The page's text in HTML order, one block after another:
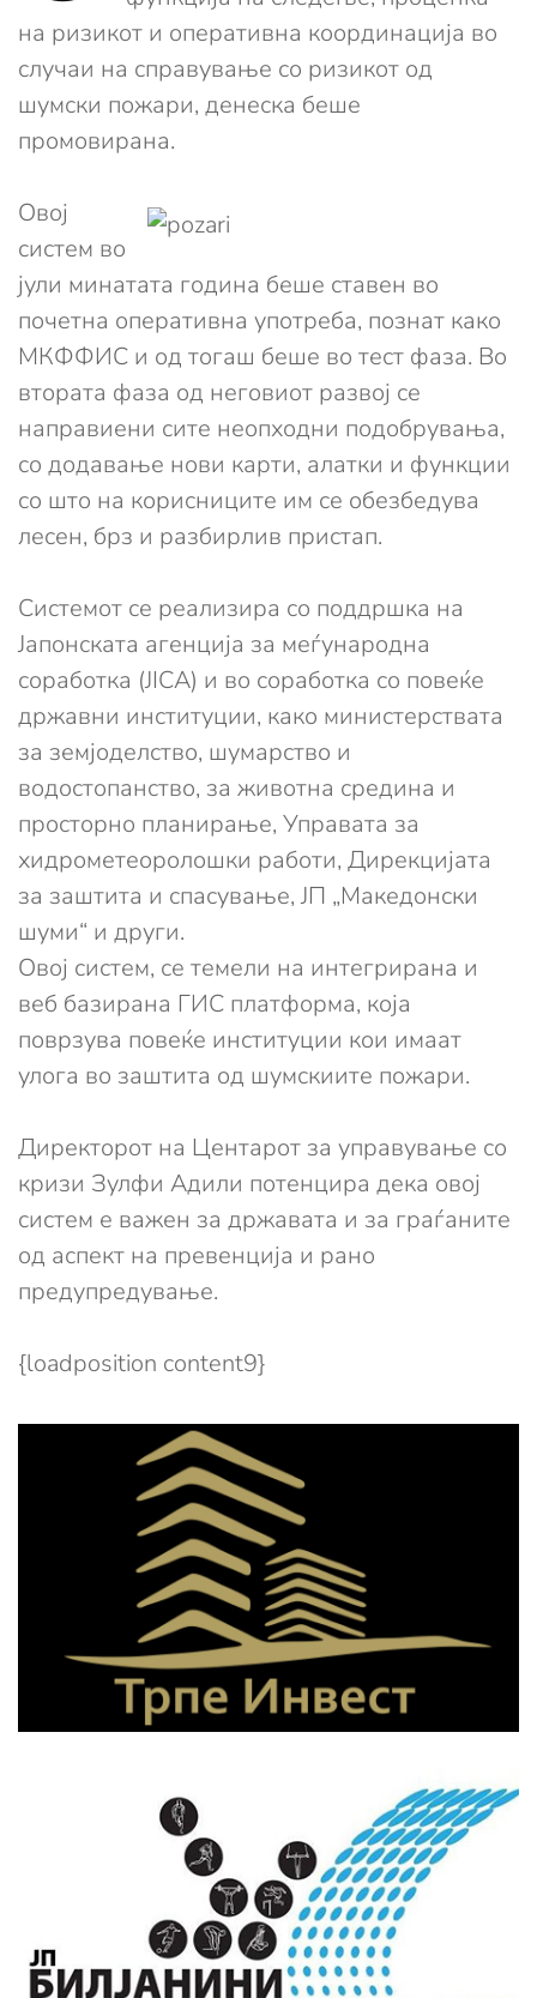
на ризикот и оперативна координација во
случаи на справување со ризикот од
шумски пожари, денеска беше
промовирана.
Овој
систем во
јули минатата година беше ставен во
почетна оперативна употреба, познат како
МКФФИС и од тогаш беше во тест фаза. Во
втората фаза од неговиот развој се
направиени сите неопходни подобрувања,
со додавање нови карти, алатки и функции
со што на корисниците им се обезбедува
лесен, брз и разбирлив пристап.
Системот се реализира со поддршка на
Јапонската агенција за меѓународна
соработка (JICA) и во соработка со повеќе
државни институции, како министерствата
за земјоделство, шумарство и
водостопанство, за животна средина и
просторно планирање, Управата за
хидрометеоролошки работи, Дирекцијата
за заштита и спасување, ЈП „Македонски
шуми“ и други.
Овој систем, се темели на интегрирана и
веб базирана ГИС платформа, која
поврзува повеќе институции кои имаат
улога во заштита од шумскиите пожари.
Директорот на Центарот за управување со
кризи Зулфи Адили потенцира дека овој
систем е важен за државата и за граѓаните
од аспект на превенција и рано
предупредување.
{loadposition content9}